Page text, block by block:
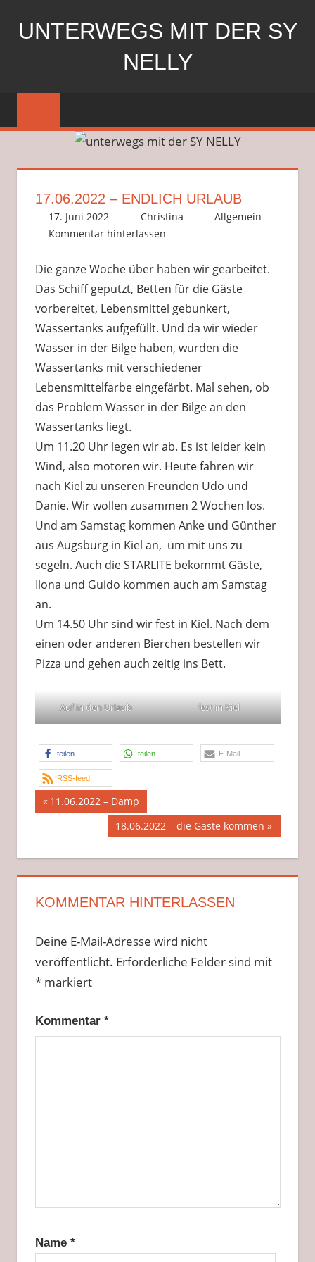
InhaltUNTERWEGS MIT DER SY
NELLY
Segeln
17.06.2022 – ENDLICH URLAUB
17. Juni 2022 Christina
Allgemein
Kommentar hinterlassen
Die ganze Woche über haben wir gearbeitet.
Das Schiff geputzt, Betten für die Gäste
vorbereitet, Lebensmittel gebunkert,
Wassertanks aufgefüllt. Und da wir wieder
Wasser in der Bilge haben, wurden die
Wassertanks mit verschiedener
Lebensmittelfarbe eingefärbt. Mal sehen, ob
das Problem Wasser in der Bilge an den
Wassertanks liegt.
Um 11.20 Uhr legen wir ab. Es ist leider kein
Wind, also motoren wir. Heute fahren wir
nach Kiel zu unseren Freunden Udo und
Danie. Wir wollen zusammen 2 Wochen los.
Und am Samstag kommen Anke und Günther
aus Augsburg in Kiel an, um mit uns zu
segeln. Auch die STARLITE bekommt Gäste,
Ilona und Guido kommen auch am Samstag
an.
Um 14.50 Uhr sind wir fest in Kiel. Nach dem
einen oder anderen Bierchen bestellen wir
Pizza und gehen auch zeitig ins Bett.
Auf in den Urlaub fest in Kiel
teilen teilen E-Mail
RSS-feed
Beitragsnavigation
Vorheriger
Beitrag:
11.06.2022 – Damp
Nächster
18.06.2022 – die Gäste kommen
KOMMENTAR HINTERLASSEN
Deine E-Mail-Adresse wird nicht
veröffentlicht. Erforderliche Felder sind mit
*markiert
Kommentar *
Name *